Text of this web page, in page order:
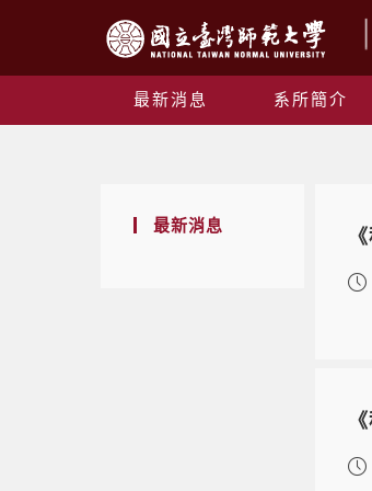
最新消息 系所簡介
最新消息